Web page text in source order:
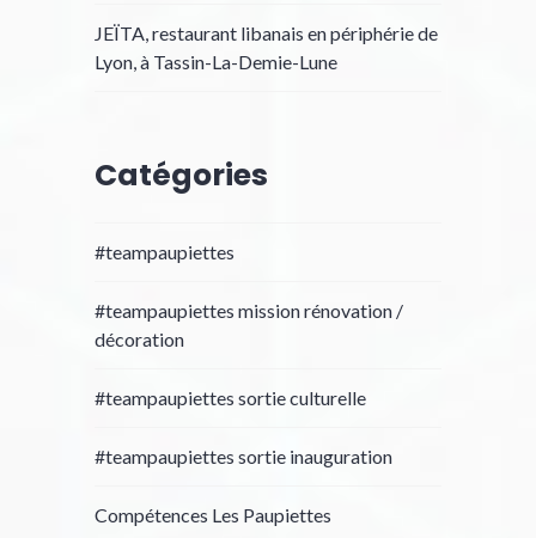
JEÏTA, restaurant libanais en périphérie de
Lyon, à Tassin-La-Demie-Lune
Catégories
#teampaupiettes
#teampaupiettes mission rénovation /
décoration
#teampaupiettes sortie culturelle
#teampaupiettes sortie inauguration
Compétences Les Paupiettes